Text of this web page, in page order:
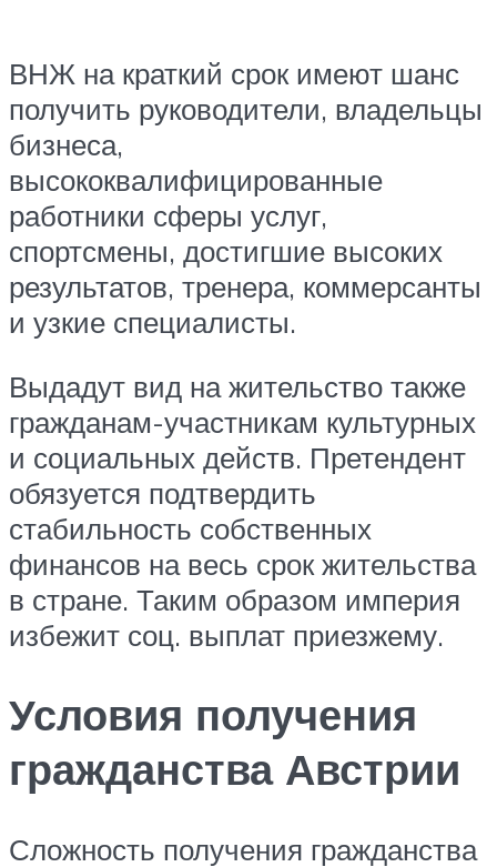
ВНЖ на краткий срок имеют шанс
получить руководители, владельцы
бизнеса,
высококвалифицированные
работники сферы услуг,
спортсмены, достигшие высоких
результатов, тренера, коммерсанты
и узкие специалисты.
Выдадут вид на жительство также
гражданам-участникам культурных
и социальных действ. Претендент
обязуется подтвердить
стабильность собственных
финансов на весь срок жительства
в стране. Таким образом империя
избежит соц. выплат приезжему.
Условия получения
гражданства Австрии
Сложность получения гражданства